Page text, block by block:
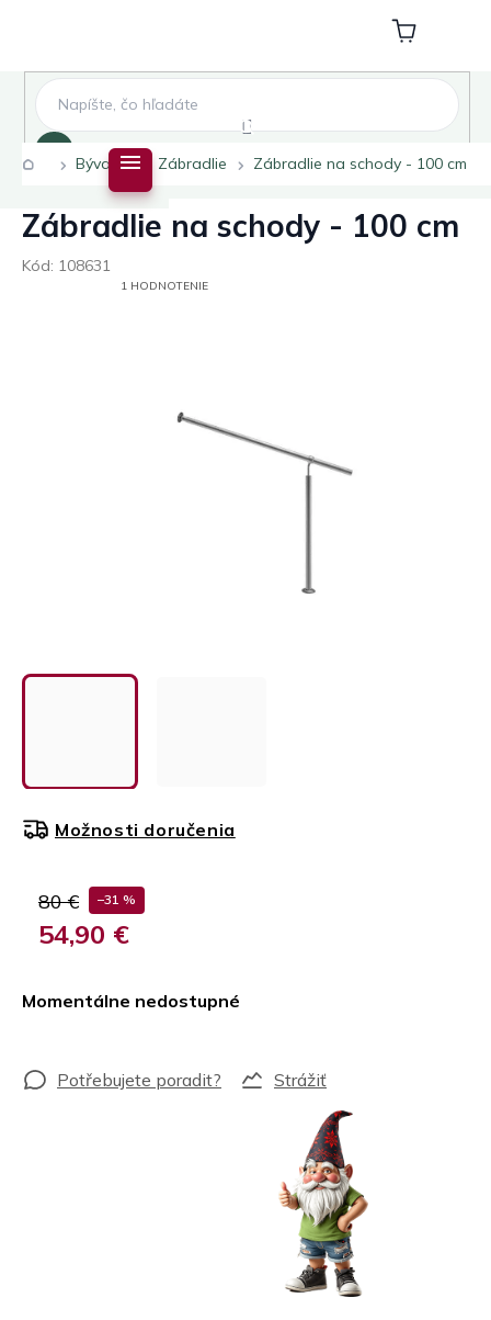
Nákupný
košík
Domov
Bývanie Zábradlie Zábradlie na schody - 100 cm
Zábradlie na schody - 100 cm
Kód: 108631
PRIEMERNÉ1 HODNOTENIE
80 € –31 %
54,90 €
Momentálne nedostupné
Možnosti doručenia
Strážiť